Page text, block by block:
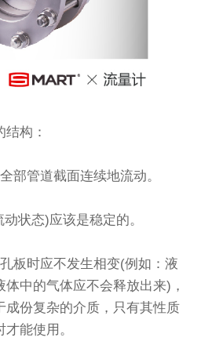
构：
管道截面连续地流动。
态)应该是稳定的。
时应不发生相变(例如：液
中的气体应不会释放出来)，
成份复杂的介质，只有其性质
能使用。